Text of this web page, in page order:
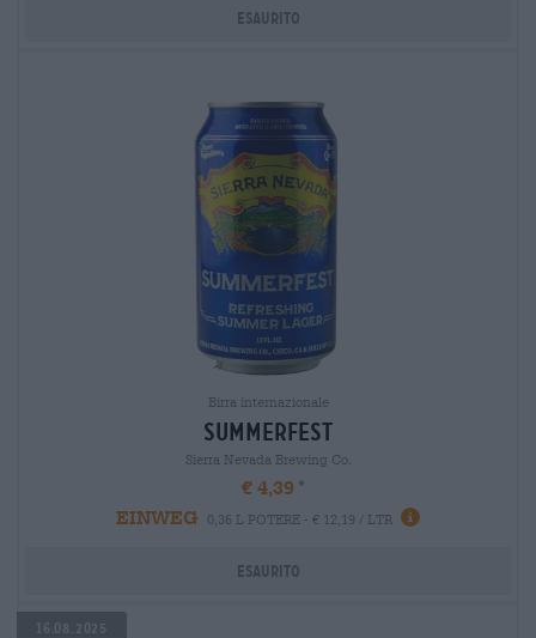
Esaurito
Birra internazionale
summerfest
Sierra Nevada Brewing Co.
€ 4,39
EINWEG
0,36 L POTERE - € 12,19 / LTR
Esaurito
16.08.2025